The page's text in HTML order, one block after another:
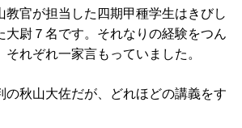
官が担当した四期甲種学生はきびし
大尉７名です。それなりの経験をつん
れぞれ一家言もっていました。
秋山大佐だが、どれほどの講義をす